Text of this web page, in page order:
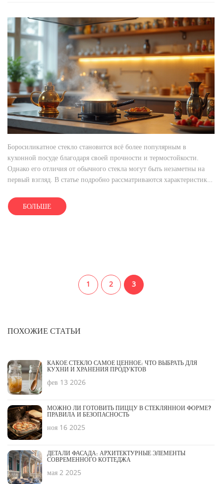
Боросиликатное стекло становится всё более популярным в
кухонной посуде благодаря своей прочности и термостойкости.
Однако его отличия от обычного стекла могут быть незаметны на
первый взгляд. В статье подробно рассматриваются характеристики
его выбору. Рекомендуется уделить внимание нескольким факторам,
чтобы правильно определить, подходит ли такой материал для
БОЛЬШЕ
1 2 3
ПОХОЖИЕ СТАТЬИ
КАКОЕ СТЕКЛО САМОЕ ЦЕННОЕ: ЧТО ВЫБРАТЬ ДЛЯ
КУХНИ И ХРАНЕНИЯ ПРОДУКТОВ
фев 13 2026
МОЖНО ЛИ ГОТОВИТЬ ПИЦЦУ В СТЕКЛЯННОЙ ФОРМЕ?
ПРАВИЛА И БЕЗОПАСНОСТЬ
ноя 16 2025
ДЕТАЛИ ФАСАДА: АРХИТЕКТУРНЫЕ ЭЛЕМЕНТЫ
СОВРЕМЕННОГО КОТТЕДЖА
мая 2 2025